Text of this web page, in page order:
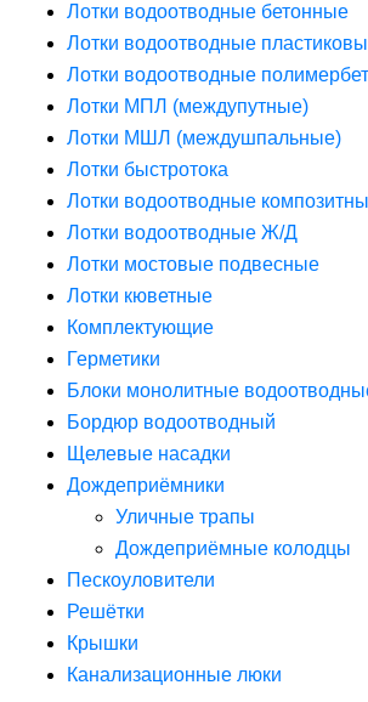
Лотки водоотводные бетонные
Лотки водоотводные
Лотки водоотводные
Лотки МПЛ (междупутные)
Лотки МШЛ (междушпальные)
Лотки быстротока
Лотки водоотводные
Лотки водоотводные Ж/Д
Лотки мостовые подвесные
Лотки кюветные
Комплектующие
Герметики
Блоки монолитные
Бордюр водоотводный
Щелевые насадки
Дождеприёмники
Уличные трапы
Дождеприёмные колодцы
Пескоуловители
Решётки
Крышки
Канализационные люки